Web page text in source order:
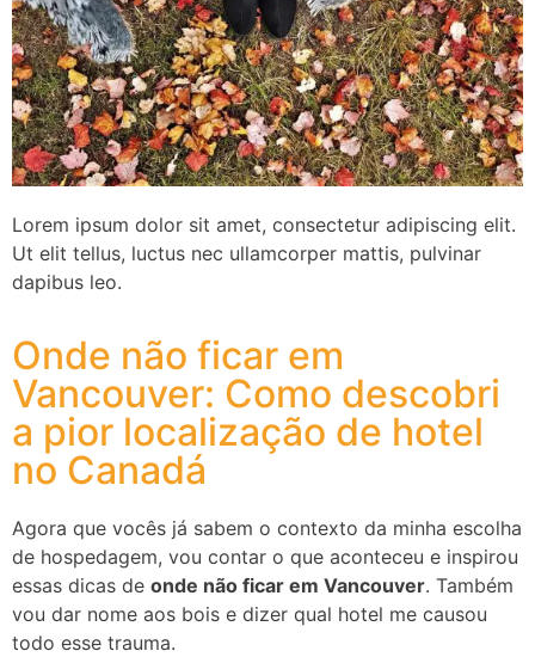
Lorem ipsum dolor sit amet, consectetur adipiscing elit.
Ut elit tellus, luctus nec ullamcorper mattis, pulvinar
dapibus leo.
Onde não ficar em
Vancouver: Como descobri
a pior localização de hotel
no Canadá
Agora que vocês já sabem o contexto da minha escolha
de hospedagem, vou contar o que aconteceu e inspirou
essas dicas de onde não ficar em Vancouver. Também
vou dar nome aos bois e dizer qual hotel me causou
todo esse trauma.